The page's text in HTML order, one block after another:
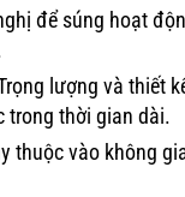
để súng hoạt
lượng và thiết
trong thời gian dài.
thuộc vào không